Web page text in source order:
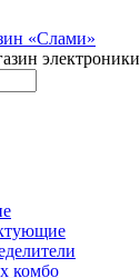
электроники
комбо